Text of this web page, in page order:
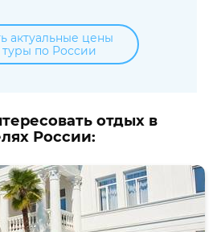
актуальные цены
туры по России
отдых в
России: